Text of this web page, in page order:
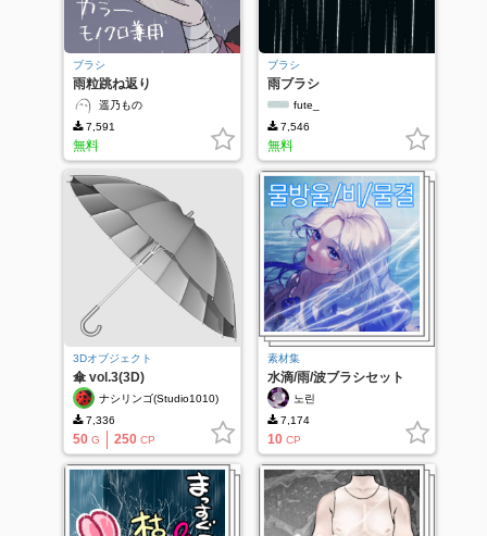
ブラシ
雨粒跳ね返り
遥乃もの
7,591
無料
ブラシ
雨ブラシ
fute_
7,546
無料
3Dオブジェクト
傘 vol.3(3D)
ナシリンゴ(Studio1010)
7,336
50 G 250 CP
素材集
水滴/雨/波ブラシセット
노린
7,174
10 CP